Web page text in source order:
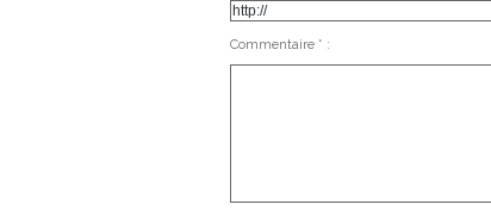
Commentaire * :